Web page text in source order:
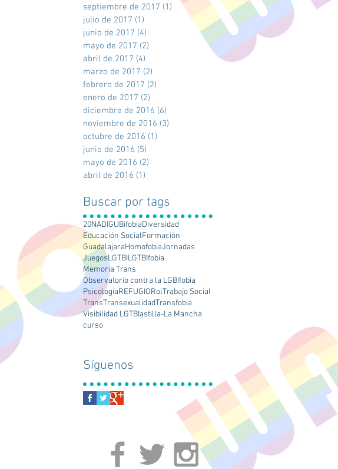
septiembre de 2017 (1) 1 entrada
julio de 2017 (1)
junio de 2017 (4)
mayo de 2017 (2)
abril de 2017 (4)
marzo de 2017 (2)
febrero de 2017 (2)
enero de 2017 (2)
diciembre de 2016 (6)
noviembre de 2016 (3)
octubre de 2016 (1)
junio de 2016 (5)
mayo de 2016 (2)
abril de 2016 (1)
Buscar por tags
20NADIGUBifobiaDiversidad
Educación SocialFormación
GuadalajaraHomofobiaJornadas
JuegosLGTBILGTBIfobia
Memoria Trans
Observatorio contra la LGBIfobia
PsicologíaREFUGIORolTrabajo Social
TransTransexualidadTransfobia
Visibilidad LGTBIastilla-La Mancha
curso
Síguenos